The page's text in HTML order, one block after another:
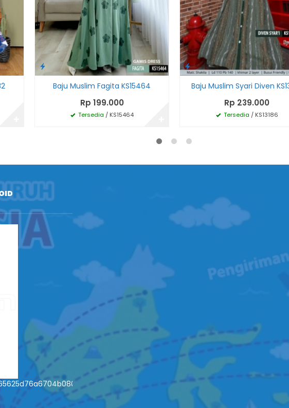
Baju Muslim Fagita KS15464
Rp 199.000
Tersedia / KS15464
Baju Muslim Syari Diven
Rp 239.000
Tersedia / KS13186